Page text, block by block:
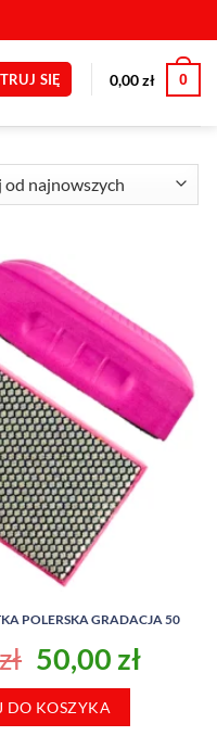
SIĘ 0,00zł 0
POLERSKA GRADACJA 50
zł Pierwotna
cena
wynosiła:
50,00 zł
DO KOSZYKA